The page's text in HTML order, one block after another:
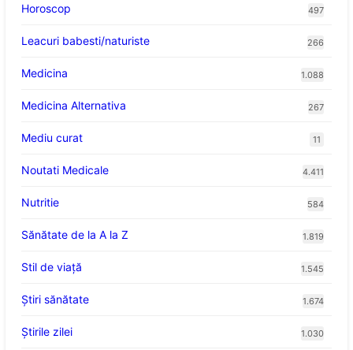
Horoscop 497
Leacuri babesti/naturiste 266
Medicina 1.088
Medicina Alternativa 267
Mediu curat 11
Noutati Medicale 4.411
Nutritie 584
Sănătate de la A la Z 1.819
Stil de viaţă 1.545
Ştiri sănătate 1.674
Știrile zilei 1.030